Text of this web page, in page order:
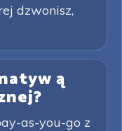
dzwonisz,
ą
as-you-go z